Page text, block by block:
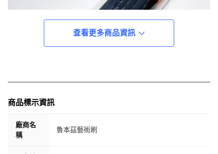
查看更多商品資訊
商品標示資訊
廠商名
稱
魯本茲藝術刷